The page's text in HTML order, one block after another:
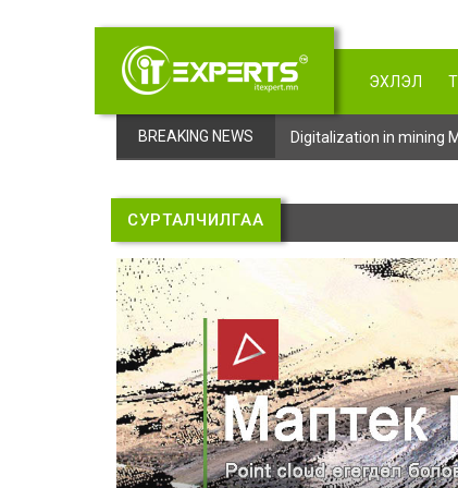
ЭХЛЭЛ
BREAKING NEWS Digitalization in mining
СУРТАЛЧИЛГАА